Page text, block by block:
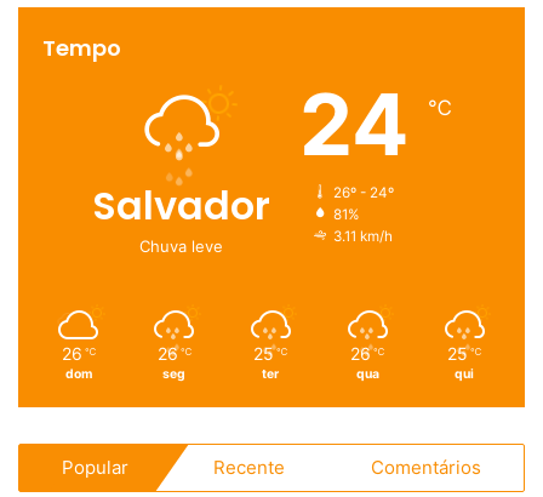
Tempo
Salvador
Chuva leve
24 ℃
26º - 24º
81%
3.11 km/h
26 ℃
dom
26 ℃
seg
25 ℃
ter
26 ℃
qua
25 ℃
qui
Popular Recente Comentários